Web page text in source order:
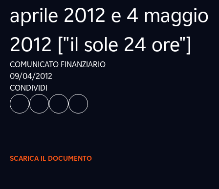
aprile 2012 e 4 maggio
2012 ["il sole 24 ore"]
COMUNICATO FINANZIARIO
09/04/2012
CONDIVIDI
SCARICA IL DOCUMENTO